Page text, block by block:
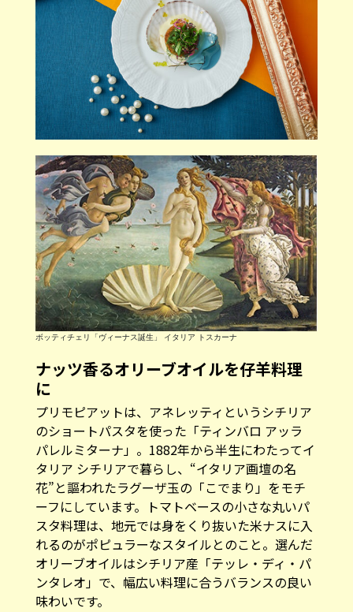
ボッティチェリ「ヴィーナス誕生」 イタリア トスカーナ
ナッツ香るオリーブオイルを仔羊料理
に
プリモピアットは、アネレッティというシチリア
のショートパスタを使った「ティンバロ アッラ
パレルミターナ」。1882年から半生にわたってイ
タリア シチリアで暮らし、“イタリア画壇の名
花”と謳われたラグーザ玉の「こでまり」をモチ
ーフにしています。トマトベースの小さな丸いパ
スタ料理は、地元では身をくり抜いた米ナスに入
れるのがポピュラーなスタイルとのこと。選んだ
オリーブオイルはシチリア産「テッレ・ディ・パ
ンタレオ」で、幅広い料理に合うバランスの良い
味わいです。